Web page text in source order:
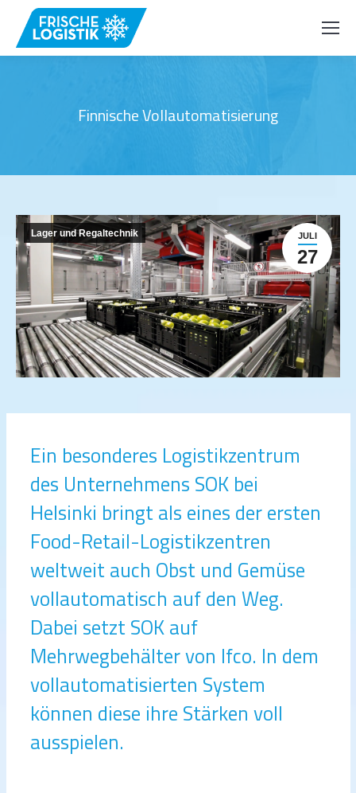
Finnische Vollautomatisierung
JULI
27
Lager und Regaltechnik
Ein besonderes Logistikzentrum
des Unternehmens SOK bei
Helsinki bringt als eines der ersten
Food-Retail-Logistikzentren
weltweit auch Obst und Gemüse
vollautomatisch auf den Weg.
Dabei setzt SOK auf
Mehrwegbehälter von Ifco. In dem
vollautomatisierten System
können diese ihre Stärken voll
ausspielen.